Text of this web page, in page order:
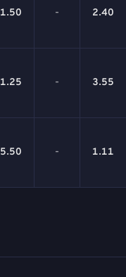
1.50 - 2.40
1.25 - 3.55
5.50 - 1.11